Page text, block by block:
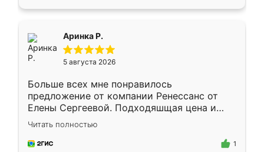
Аринка Р.
5 августа 2026
Больше всех мне понравилось
предложение от компании Ренессанс от
Елены Сергеевой. Подходяшщая цена и
короткие сроки изготовления. Приехавший
для замера сотрудник Владислав
предложил по моему эскизу самый
Читать полностью
1